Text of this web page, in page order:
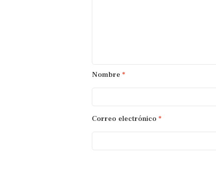
Nombre *
Correo electrónico *